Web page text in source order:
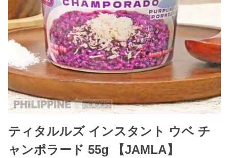
ティタルルズ インスタント ウベ チ
ャンポラード 55g 【JAMLA】